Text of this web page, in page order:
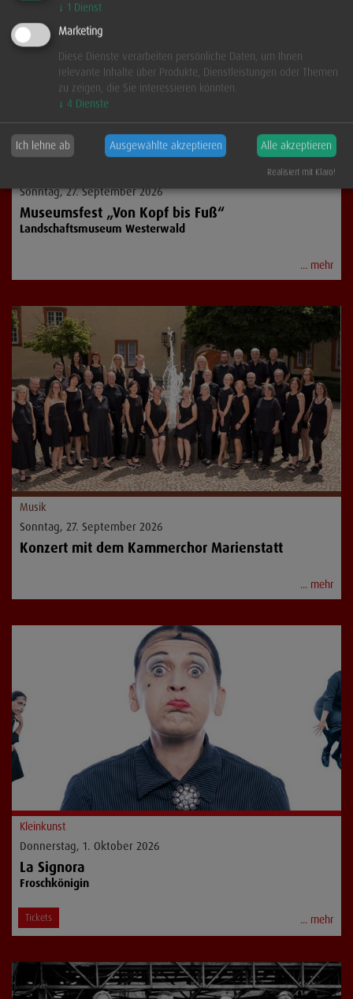
Sonntag, 27. September 2026
Museumsfest „Von Kopf bis Fuß“
Landschaftsmuseum Westerwald
... mehr
Musik
Sonntag, 27. September 2026
Konzert mit dem Kammerchor Marienstatt
... mehr
Kleinkunst
Donnerstag, 1. Oktober 2026
La Signora
Froschkönigin
... mehr
Tickets
↓ 1 Dienst
Marketing
Diese Dienste verarbeiten persönliche Daten, um Ihnen
relevante Inhalte über Produkte, Dienstleistungen oder Themen
zu zeigen, die Sie interessieren könnten.
↓ 4 Dienste
Ich lehne ab Ausgewählte akzeptieren Alle akzeptieren
Realisiert mit Klaro!